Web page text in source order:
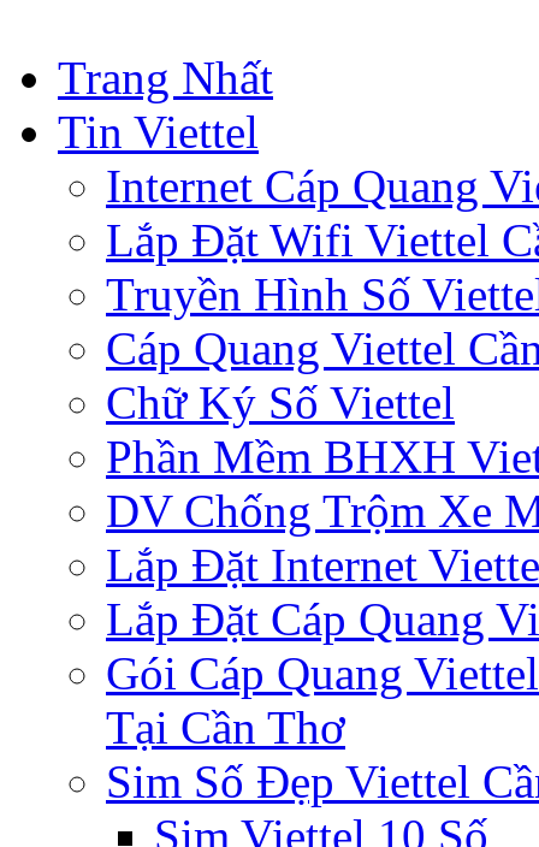
Trang Nhất
Tin Viettel
Internet Cáp Quang
Lắp Đặt Wifi Viettel
Truyền Hình Số
Cáp Quang Viettel
Chữ Ký Số Viettel
Phần Mềm BHXH
DV Chống Trộm Xe
Lắp Đặt Internet
Lắp Đặt Cáp Quang
Gói Cáp Quang
Tại Cần Thơ
Sim Số Đẹp Viettel
Sim Viettel 10 Số